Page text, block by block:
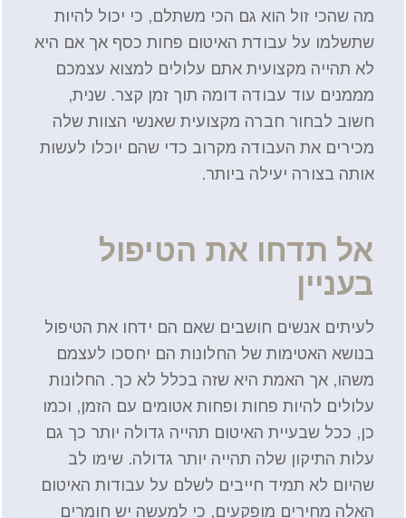
מה שהכי זול הוא גם הכי משתלם, כי יכול להיות
שתשלמו על עבודת האיטום פחות כסף אך אם היא
לא תהייה מקצועית אתם עלולים למצוא עצמכם
מממנים עוד עבודה דומה תוך זמן קצר. שנית,
חשוב לבחור חברה מקצועית שאנשי הצוות שלה
מכירים את העבודה מקרוב כדי שהם יוכלו לעשות
אותה בצורה יעילה ביותר.
אל תדחו את הטיפול
בעניין
לעיתים אנשים חושבים שאם הם ידחו את הטיפול
בנושא האטימות של החלונות הם יחסכו לעצמם
משהו, אך האמת היא שזה בכלל לא כך. החלונות
עלולים להיות פחות ופחות אטומים עם הזמן, וכמו
כן, ככל שבעיית האיטום תהייה גדולה יותר כך גם
עלות התיקון שלה תהייה יותר גדולה. שימו לב
שהיום לא תמיד חייבים לשלם על עבודות האיטום
האלה מחירים מופקעים, כי למעשה יש חומרים